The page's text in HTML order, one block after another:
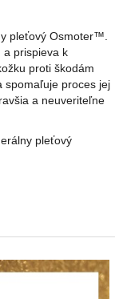
pleťový Osmoter™.
a prispieva k
proti škodám
spomaľuje proces jej
a neuveriteľne
pleťový